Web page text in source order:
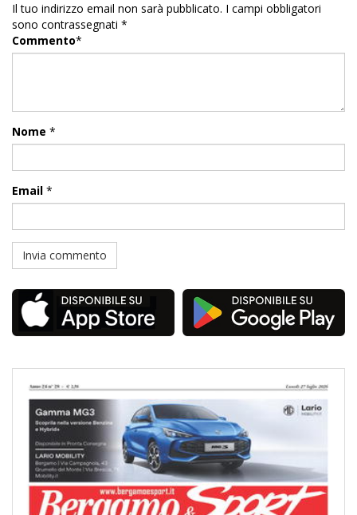
Il tuo indirizzo email non sarà pubblicato. I campi obbligatori
sono contrassegnati *
Commento*
Nome *
Email *